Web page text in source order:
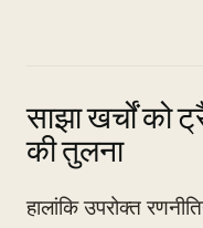
साझा खर्चों को
की तुलना
हालांकि उपरोक्त